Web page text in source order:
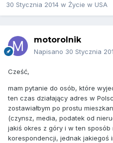
30 Stycznia 2014 w Życie w USA
motorolnik
Napisano 30 Stycznia
Cześć,
mam pytanie do osób, które
ten czas działający adres w
zostawiałbym po prostu
(czynsz, media, podatek od
jakiś okres z góry i w ten sposób
korespondencji, jednak jakiegoś